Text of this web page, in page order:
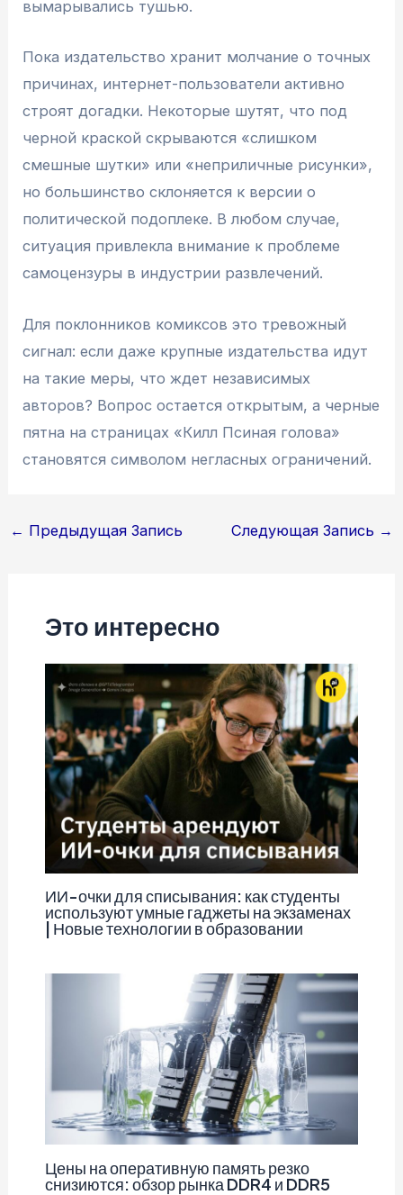
вымарывались тушью.
Пока издательство хранит молчание о точных
причинах, интернет-пользователи активно
строят догадки. Некоторые шутят, что под
черной краской скрываются «слишком
смешные шутки» или «неприличные рисунки»,
но большинство склоняется к версии о
политической подоплеке. В любом случае,
ситуация привлекла внимание к проблеме
самоцензуры в индустрии развлечений.
Для поклонников комиксов это тревожный
сигнал: если даже крупные издательства идут
на такие меры, что ждет независимых
авторов? Вопрос остается открытым, а черные
пятна на страницах «Килл Псиная голова»
становятся символом негласных ограничений.
Навигация
← Предыдущая Запись Следующая Запись →
Это интересно
ИИ-очки для списывания: как студенты
используют умные гаджеты на экзаменах
| Новые технологии в образовании
Цены на оперативную память резко
снизиются: обзор рынка DDR4 и DDR5